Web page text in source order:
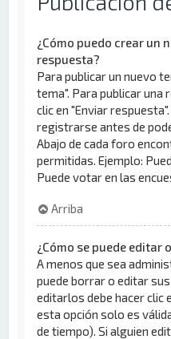
¿Cómo puedo crear un
respuesta?
Para publicar un nuevo
tema". Para publicar una
clic en "Enviar
registrarse antes de
Abajo de cada foro
permitidas. Ejemplo:
Puede votar en las
Arriba
¿Cómo se puede editar
A menos que sea
puede borrar o editar
editarlos debe hacer clic
esta opción solo es
de tiempo). Si alguien